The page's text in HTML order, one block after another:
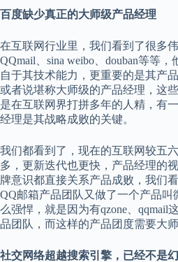
百度缺少真正的大师级产品经理
在互联网行业里，我们看到了很多伟
QQmail、sina weibo、douban等等
自于其技术能力，更重要的是其产
或者说堪称大师级的产品经理，这
是在互联网界打拼多年的人精，有
经理是其战略成败的关键。
我们都看到了，现在的互联网较五
多，更新迭代也更快，产品经理的
牌意识都直接关系产品成败，我们
QQ邮箱产品团队又做了一个产品叫
么强悍，就是因为有qzone、qqmail
品团队，而这样的产品团度需要大师
社交网络超越搜索引擎，已经不是